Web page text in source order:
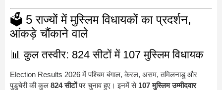
🗳️ 5 राज्यों में मुस्लिम विधायकों का प्रदर्शन,
आंकड़े चौंकाने वाले
📊 कुल तस्वीर: 824 सीटों में 107 मुस्लिम विधायक
Election Results 2026 में पश्चिम बंगाल, केरल, असम, तमिलनाडु और
पुडुचेरी की कुल 824 सीटोंपर चुनाव हुए। इनमें से 107 मुस्लिम उम्मीदवार